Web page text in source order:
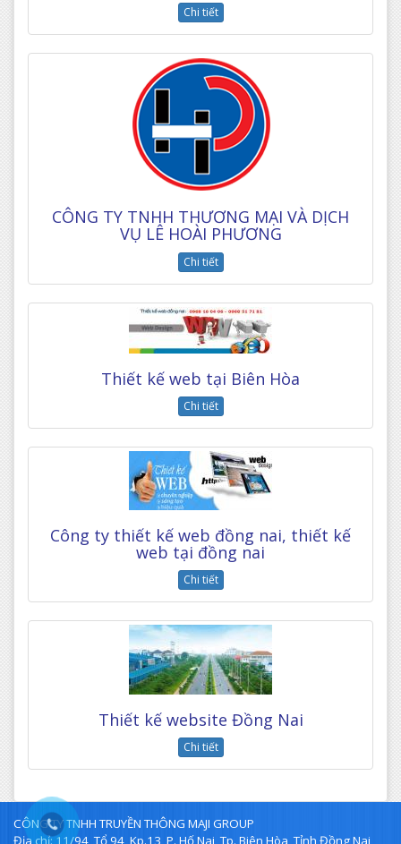
Chi tiết
CÔNG TY TNHH THƯƠNG MẠI VÀ DỊCH
VỤ LÊ HOÀI PHƯƠNG
Chi tiết
Thiết kế web tại Biên Hòa
Chi tiết
Công ty thiết kế web đồng nai, thiết kế
web tại đồng nai
Chi tiết
Thiết kế website Đồng Nai
Chi tiết
CÔNG TY TNHH TRUYỀN THÔNG MAJI GROUP